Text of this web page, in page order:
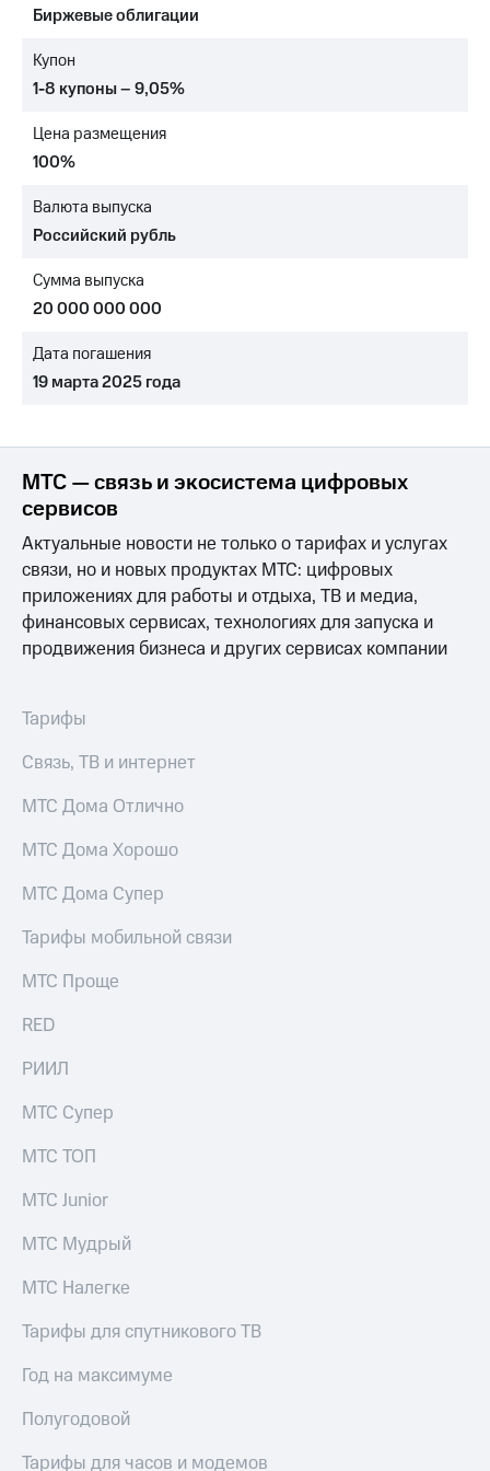
Достижения
Интервью
отчетность
Контакты
Новости
в
и акционерам
Корпоративное
Корпоративный
секретарь
Раскрытие
информации
Информация
акционерам
Документы
ПАО
"МТС"
Собрания
акционеров
капитал
и
Рынок
Описание
Программа
Порядок
выкупа
Описание
Уведомление
погашении
облигаций
Реквизиты
Контакты
развитие
На главную
Биржевые облигации
Купон
1-8 купоны – 9,05%
Цена размещения
100%
Валюта выпуска
Российский рубль
Сумма выпуска
20 000 000 000
Дата погашения
19 марта 2025 года
МТС — связь и экосистема цифровых
сервисов
Актуальные новости не только о тарифах и услугах
связи, но и новых продуктах МТС: цифровых
приложениях для работы и отдыха, ТВ и медиа,
финансовых сервисах, технологиях для запуска и
продвижения бизнеса и других сервисах компании
Тарифы
Связь, ТВ и интернет
МТС Дома Отлично
МТС Дома Хорошо
МТС Дома Супер
Тарифы мобильной связи
МТС Проще
RED
РИИЛ
МТС Супер
МТС ТОП
МТС Junior
МТС Мудрый
МТС Налегке
Тарифы для спутникового ТВ
Год на максимуме
Полугодовой
Тарифы для часов и модемов